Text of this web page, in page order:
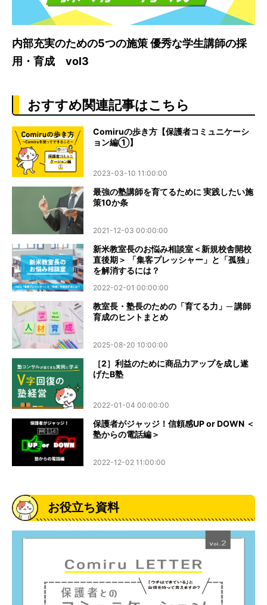
内部充実のための5つの施策 優秀な学生講師の採
用・育成 vol3
おすすめ関連記事はこちら
Comiruの歩き方【保護者コミュニケーシ
ョン編①】
2023-03-10 11:00:00
最強の塾講師を育てるために 実践したい施
策10か条
2021-12-03 00:00:00
新米教室長のお悩み相談室＜新規校舎開校
直後期＞ 「集客プレッシャー」と「孤独」
を解消するには？
2022-02-01 00:00:00
教室長・塾長のための「育てる力」─ 講師
育成のヒントまとめ
2025-08-20 10:00:00
［2］利益のために商品力アップを成し遂
げたB塾
2022-01-04 00:00:00
保護者がジャッジ！信頼感UP or DOWN ＜
塾からの電話編＞
2022-12-02 11:00:00
お役立ち資料